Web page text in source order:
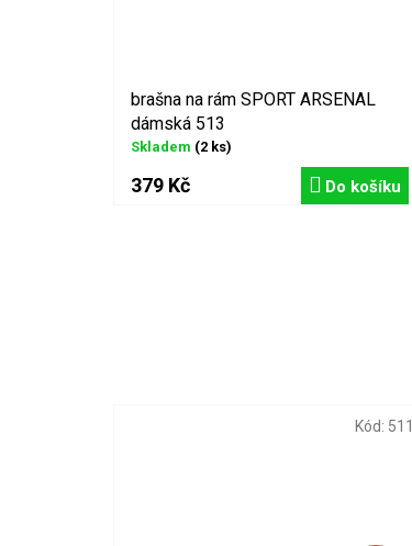
Kód: 511
brašna na rám SPORT ARSENAL
dámská 513
Skladem (2 ks)
379 Kč Do košíku